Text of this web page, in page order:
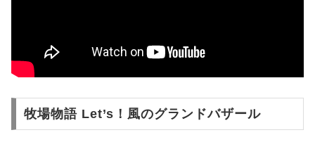
牧場物語 Let’s！風のグランドバザール